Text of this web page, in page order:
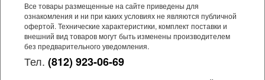
Все товары размещенные на сайте приведены для
ознакомления и ни при каких условиях не являются публичной
офертой. Технические характеристики, комплект поставки и
внешний вид товаров могут быть изменены производителем
без предварительного уведомления.
Тел. (812) 923-06-69